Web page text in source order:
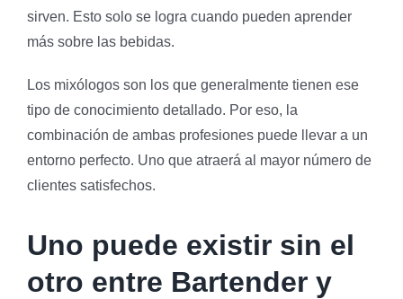
sirven. Esto solo se logra cuando pueden aprender
más sobre las bebidas.
Los mixólogos son los que generalmente tienen ese
tipo de conocimiento detallado. Por eso, la
combinación de ambas profesiones puede llevar a un
entorno perfecto. Uno que atraerá al mayor número de
clientes satisfechos.
Uno puede existir sin el
otro entre Bartender y